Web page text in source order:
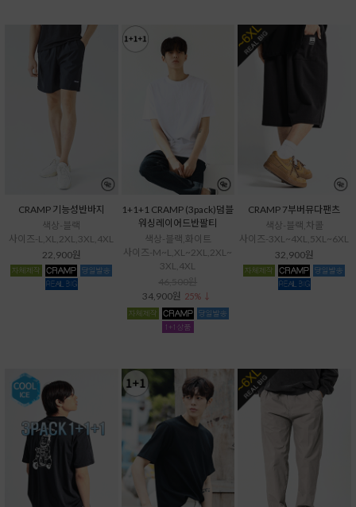
CRAMP 기능성반바지
색상-블랙
사이즈-L,XL,2XL,3XL,4XL
22,900원
1+1+1 CRAMP (3pack)덤블
워싱레이어드반팔티
색상-블랙,화이트
사이즈-M~L,XL~2XL,2XL~
3XL,4XL
34,900원 25% ↓
CRAMP 7부버뮤다팬츠
색상-블랙,차콜
사이즈-3XL~4XL,5XL~6XL
32,900원